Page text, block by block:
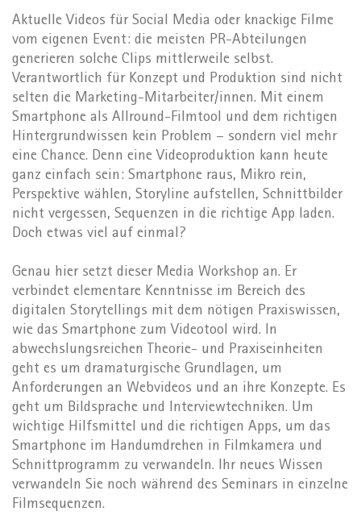
Aktuelle Videos für Social Media oder knackige Filme
vom eigenen Event: die meisten PR-Abteilungen
generieren solche Clips mittlerweile selbst.
Verantwortlich für Konzept und Produktion sind nicht
selten die Marketing-Mitarbeiter/innen. Mit einem
Smartphone als Allround-Filmtool und dem richtigen
Hintergrundwissen kein Problem – sondern viel mehr
eine Chance. Denn eine Videoproduktion kann heute
ganz einfach sein: Smartphone raus, Mikro rein,
Perspektive wählen, Storyline aufstellen, Schnittbilder
nicht vergessen, Sequenzen in die richtige App laden.
Doch etwas viel auf einmal?
Genau hier setzt dieser Media Workshop an. Er
verbindet elementare Kenntnisse im Bereich des
digitalen Storytellings mit dem nötigen Praxiswissen,
wie das Smartphone zum Videotool wird. In
abwechslungsreichen Theorie- und Praxiseinheiten
geht es um dramaturgische Grundlagen, um
Anforderungen an Webvideos und an ihre Konzepte. Es
geht um Bildsprache und Interviewtechniken. Um
wichtige Hilfsmittel und die richtigen Apps, um das
Smartphone im Handumdrehen in Filmkamera und
Schnittprogramm zu verwandeln. Ihr neues Wissen
verwandeln Sie noch während des Seminars in einzelne
Filmsequenzen.